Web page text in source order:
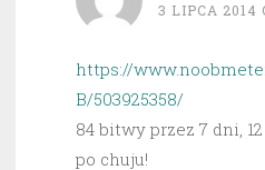
3 LIPCA 2014
https://
B/503925358/
84 bitwy przez 7 dni,
po chuju!